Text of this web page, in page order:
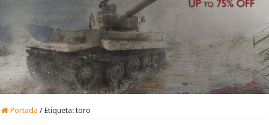
Portada / Etiqueta:toro